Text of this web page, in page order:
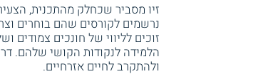
זיו מסביר שכחלק מהתכנית,
נרשמים לקורסים שהם בוחרים
זוכים לליווי של חונכים צמודים
הלמידה לנקודות הקושי שלהם.
ולהתקרב לחיים אזרחיים.